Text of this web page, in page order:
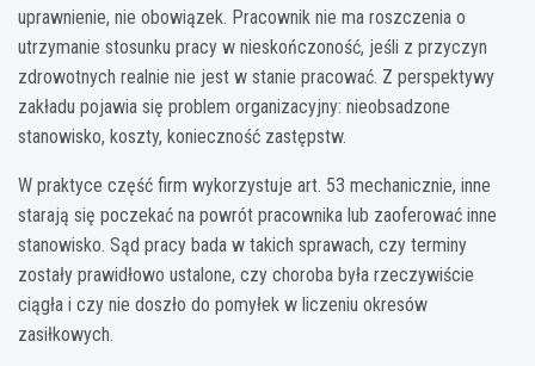
uprawnienie, nie obowiązek. Pracownik nie ma roszczenia o
utrzymanie stosunku pracy w nieskończoność, jeśli z przyczyn
zdrowotnych realnie nie jest w stanie pracować. Z perspektywy
zakładu pojawia się problem organizacyjny: nieobsadzone
stanowisko, koszty, konieczność zastępstw.
W praktyce część firm wykorzystuje art. 53 mechanicznie, inne
starają się poczekać na powrót pracownika lub zaoferować inne
stanowisko. Sąd pracy bada w takich sprawach, czy terminy
zostały prawidłowo ustalone, czy choroba była rzeczywiście
ciągła i czy nie doszło do pomyłek w liczeniu okresów
zasiłkowych.